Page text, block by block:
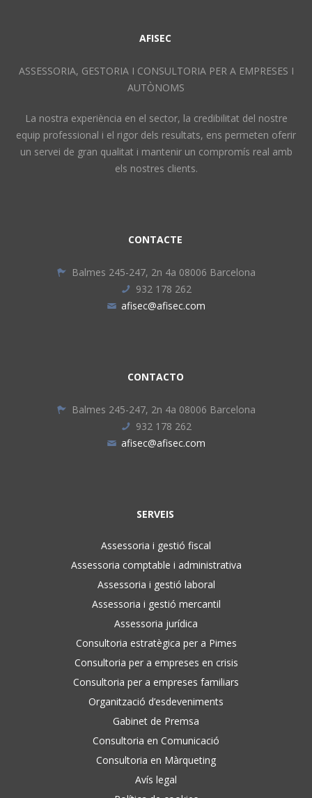
AFISEC
ASSESSORIA, GESTORIA I CONSULTORIA PER A EMPRESES I
AUTÒNOMS
La nostra experiència en el sector, la credibilitat del nostre
equip professional i el rigor dels resultats, ens permeten oferir
un servei de gran qualitat i mantenir un compromís real amb
els nostres clients.
CONTACTE
Balmes 245-247, 2n 4a 08006 Barcelona
932 178 262
afisec@afisec.com
CONTACTO
Balmes 245-247, 2n 4a 08006 Barcelona
932 178 262
afisec@afisec.com
SERVEIS
Assessoria i gestió fiscal
Assessoria comptable i administrativa
Assessoria i gestió laboral
Assessoria i gestió mercantil
Assessoria jurídica
Consultoria estratègica per a Pimes
Consultoria per a empreses en crisis
Consultoria per a empreses familiars
Organització d’esdeveniments
Gabinet de Premsa
Consultoria en Comunicació
Consultoria en Màrqueting
Avís legal